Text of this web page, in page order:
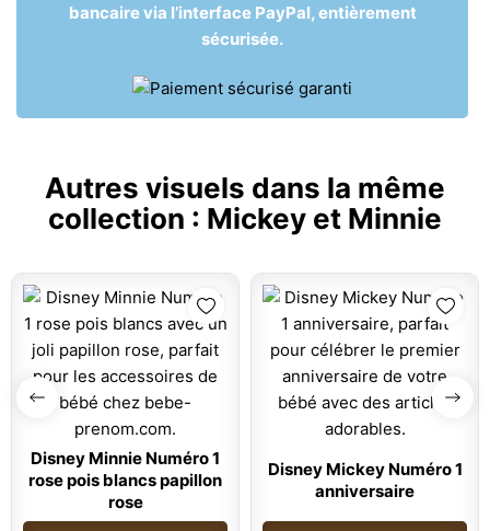
bancaire via l’interface PayPal, entièrement
sécurisée.
Autres visuels dans la même
collection : Mickey et Minnie
Disney Minnie Numéro 1
rose pois blancs papillon
rose
Disney Mickey Numéro 1
anniversaire